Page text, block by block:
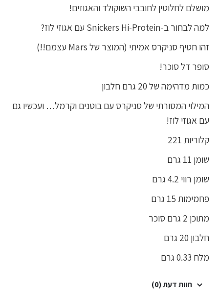
מושלם לחלוטין לחובבי השוקולד והאגוזים!
למה לבחור ב-Snickers Hi-Protein עם אגוזי לוז?
זהו חטיף סניקרס אמיתי (המוצר של Mars עצמם!!)
סופר דל סוכר!
כמות מדהימה של 20 גרם חלבון
המילוי המסורתי של סניקרס עם בוטנים וקרמל… ועכשיו גם
עם אגוזי לוז!
קלוריות 221
שומן 11 גרם
שומן רווי 4.2 גרם
פחמימות 15 גרם
מתוכן 2 גרם סוכר
חלבון 20 גרם
מלח 0.33 גרם
חוות דעת (0)